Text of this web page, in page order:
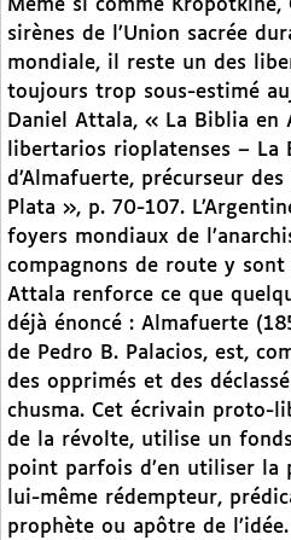
Même si comme Kropotkine,
sirènes de l’Union sacrée
mondiale, il reste un des
toujours trop sous-estimé
Daniel Attala, « La Biblia en
libertarios rioplatenses – La
d’Almafuerte, précurseur
Plata », p. 70-107.
foyers mondiaux de
compagnons de route y sont
Attala renforce ce que
déjà énoncé : Almafuerte
de Pedro B. Palacios, est,
des opprimés et des
chusma. Cet écrivain proto-
de la révolte, utilise un
point parfois d’en utiliser la
lui-même rédempteur,
prophète ou apôtre de